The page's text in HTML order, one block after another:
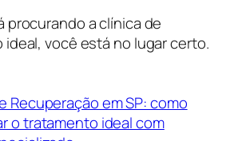
procurando a clínica de
ideal, você está no lugar certo.
Recuperação em SP: como
o tratamento ideal com